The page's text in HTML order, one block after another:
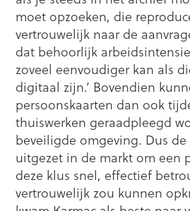
moet opzoeken, die
vertrouwelijk naar de
dat behoorlijk
zoveel eenvoudiger kan als
digitaal zijn.’ Bovendien
persoonskaarten dan ook
thuiswerken geraadpleegd
beveiligde omgeving. Dus de
uitgezet in de markt om een
deze klus snel, effectief
vertrouwelijk zou kunnen